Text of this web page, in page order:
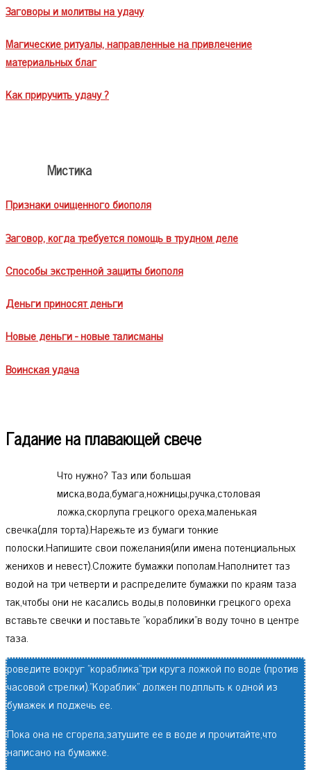
Заговоры и молитвы на удачу
Магические ритуалы, направленные на привлечение
материальных благ
Как приручить удачу ?
Мистика
Признаки очищенного биополя
Заговор, когда требуется помощь в трудном деле
Способы экстренной защиты биополя
Деньги приносят деньги
Новые деньги - новые талисманы
Воинская удача
Гадание на плавающей свече
Что нужно? Таз или большая
миска,вода,бумага,ножницы,ручка,столовая
ложка,скорлупа грецкого ореха,маленькая
свечка(для торта).Нарежьте из бумаги тонкие
полоски.Напишите свои пожелания(или имена потенциальных
женихов и невест).Сложите бумажки пополам.Наполнитет таз
водой на три четверти и распределите бумажки по краям таза
так,чтобы они не касались воды,в половинки грецкого ореха
вставьте свечки и поставьте "кораблики"в воду точно в центре
таза.
роведите вокруг "кораблика"три круга ложкой по воде (против
часовой стрелки)."Кораблик" должен подплыть к одной из
бумажек и поджечь ее.
Пока она не сгорела,затушите ее в воде и прочитайте,что
написано на бумажке.